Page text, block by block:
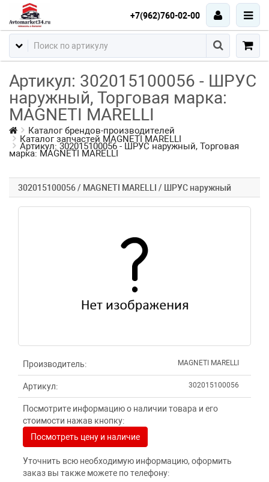
+7(962)760-02-00
Артикул: 302015100056 - ШРУС
наружный, Торговая марка:
MAGNETI MARELLI
Каталог брендов-производителей
Каталог запчастей MAGNETI MARELLI
Артикул: 302015100056 - ШРУС наружный, Торговая
марка: MAGNETI MARELLI
302015100056 / MAGNETI MARELLI / ШРУС наружный
Производитель: MAGNETI MARELLI
Артикул: 302015100056
Посмотрите информацию о наличии товара и его
стоимости нажав кнопку:
Посмотреть цену и наличие
Уточнить всю необходимую информацию, оформить
заказ вы также можете по телефону: